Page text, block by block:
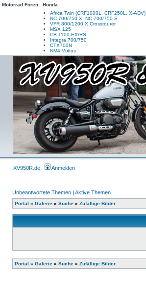
Motorrad Foren: Honda
Africa Twin (CRF1000L, CRF250L, X-ADV)
NC 700/750 X, NC 700/750 S
VFR 800/1200 X Crosstourer
MSX 125
CB 1100 EX/RS
Integra 700/750
CTX700N
NM4 Vultus
XV950R.de Anmelden
Unbeantwortete Themen | Aktive Themen
Portal » Galerie » Suche » Zufällige Bilder
Portal » Galerie » Suche » Zufällige Bilder